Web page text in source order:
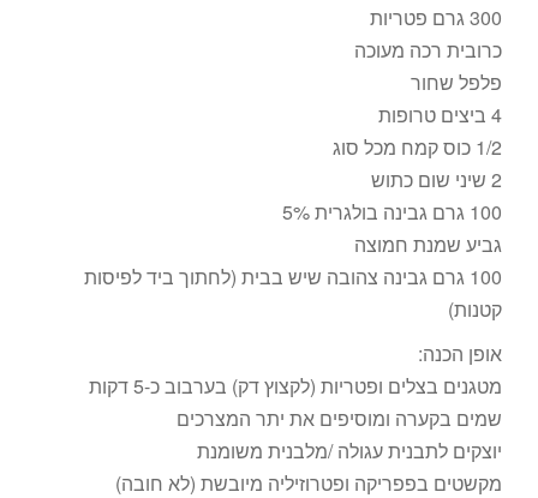
300 גרם פטריות
כרובית רכה מעוכה
פלפל שחור
4 ביצים טרופות
1/2 כוס קמח מכל סוג
2 שיני שום כתוש
100 גרם גבינה בולגרית 5%
גביע שמנת חמוצה
100 גרם גבינה צהובה שיש בבית (לחתוך ביד לפיסות
קטנות)
אופן הכנה:
מטגנים בצלים ופטריות (לקצוץ דק) בערבוב כ-5 דקות
שמים בקערה ומוסיפים את יתר המצרכים
יוצקים לתבנית עגולה /מלבנית משומנת
מקשטים בפפריקה ופטרוזיליה מיובשת (לא חובה)